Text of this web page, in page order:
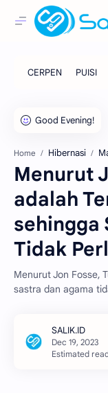
Home Hibernasi
Menurut
adalah
sehingga
Tidak
Menurut Jon Fosse,
sastra dan agama
Estimated